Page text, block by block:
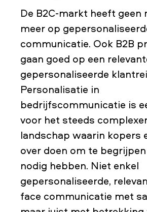
De B2C-markt heeft geen
meer op
communicatie. Ook B2B
gaan goed op een
gepersonaliseerde
Personalisatie in
bedrijfscommunicatie is
voor het steeds
landschap waarin kopers
over doen om te
nodig hebben. Niet enkel
gepersonaliseerde,
face communicatie met